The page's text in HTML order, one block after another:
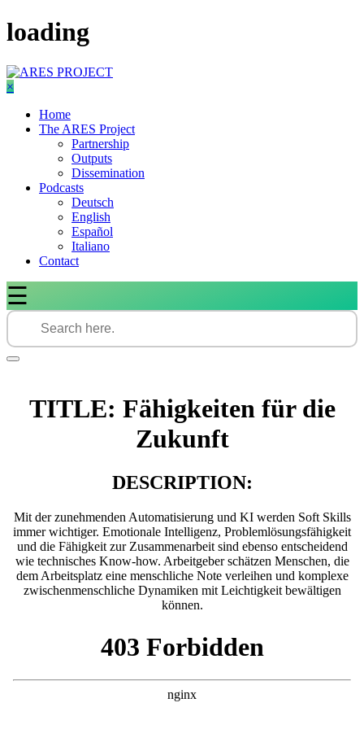
Skip
to
loading
×
Home
The ARES Project
Partnership
Outputs
Dissemination
Podcasts
Deutsch
English
Español
Italiano
Contact
☰
TITLE: Fähigkeiten für die
Zukunft
DESCRIPTION:
Mit der zunehmenden Automatisierung und KI werden Soft Skills
immer wichtiger. Emotionale Intelligenz, Problemlösungsfähigkeit
und die Fähigkeit zur Zusammenarbeit sind ebenso entscheidend
wie technisches Know-how. Arbeitgeber schätzen Menschen, die
dem Arbeitsplatz eine menschliche Note verleihen und komplexe
zwischenmenschliche Dynamiken mit Leichtigkeit bewältigen
können.